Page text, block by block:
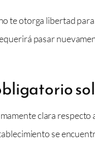
te otorga libertad
pasar
clara
se